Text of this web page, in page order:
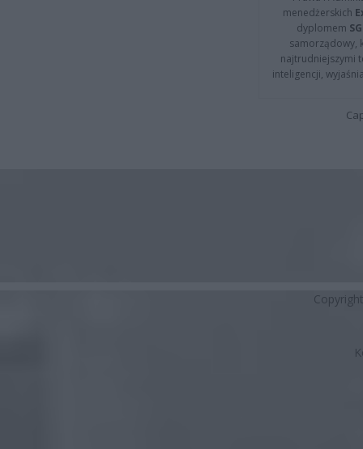
menedżerskich
dyplomem
samorządowy,
najtrudniejszymi
inteligencji,